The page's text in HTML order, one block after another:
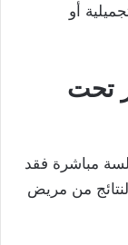
أو
تحت
مباشرة فقد
من مريض